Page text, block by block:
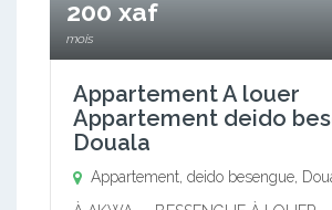
200 xaf
mois
Appartement A louer
Appartement deido
Douala
Appartement, deido besengue,